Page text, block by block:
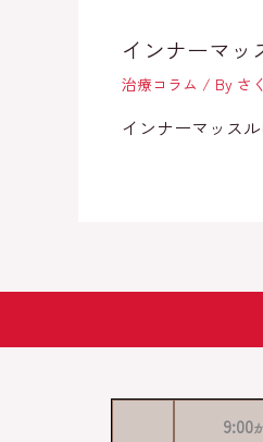
インナーマッ
治療コラム / By さ
インナーマッス
9:00